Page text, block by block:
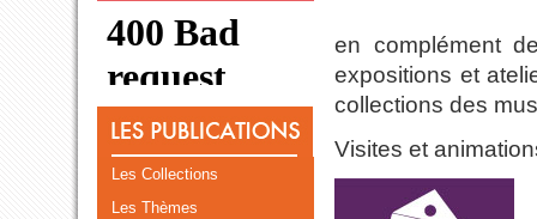
Les Collections
Les Thèmes
en complément
expositions et
collections des
Visites et